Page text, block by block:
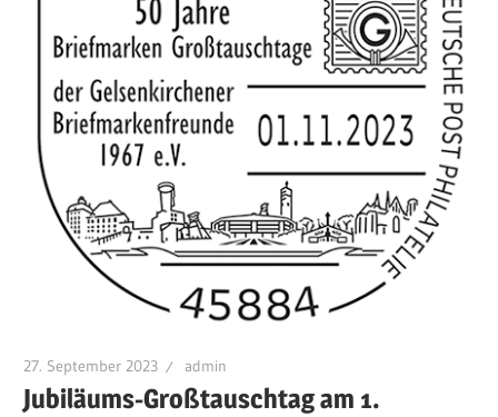
27. September 2023 admin
Jubiläums-Großtauschtag am 1.